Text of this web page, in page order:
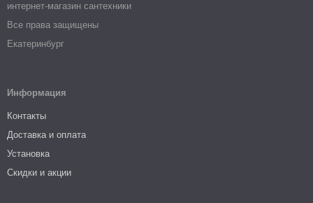
интернет-магазин сантехники
Все права защищены
Екатеринбург
Информация
Контакты
Доставка и оплата
Установка
Скидки и акции